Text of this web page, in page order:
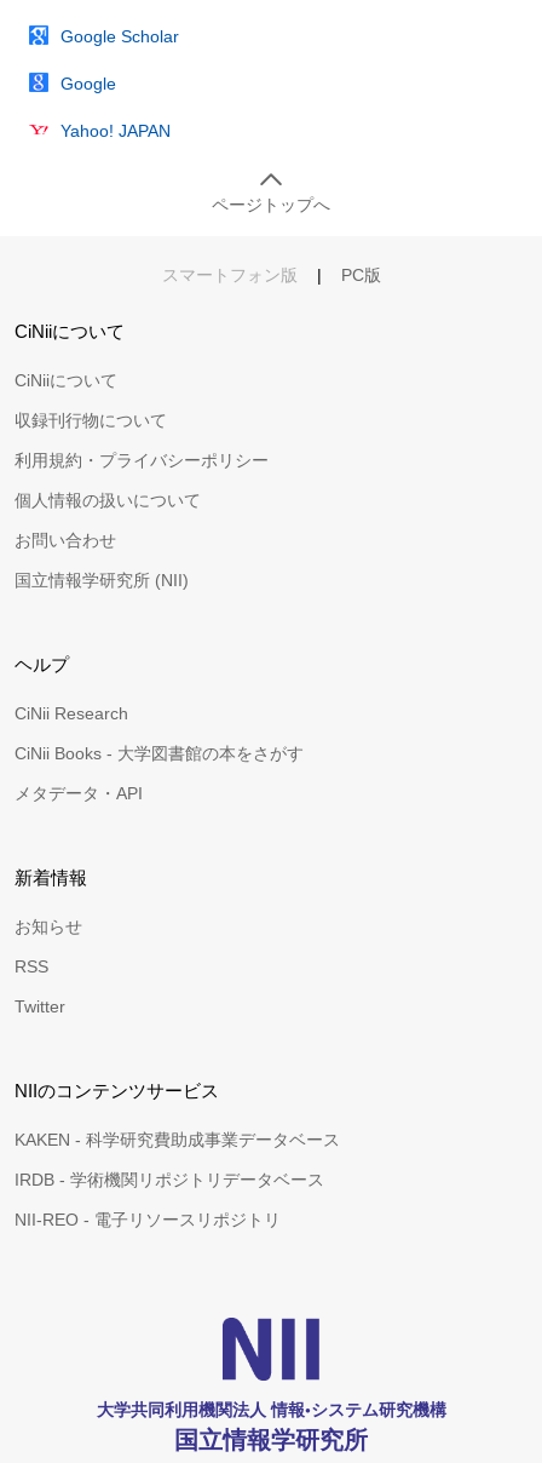
Google Scholar
Google
Yahoo! JAPAN
ページトップへ
スマートフォン版 | PC版
CiNiiについて
CiNiiについて
収録刊行物について
利用規約・プライバシーポリシー
個人情報の扱いについて
お問い合わせ
国立情報学研究所 (NII)
ヘルプ
CiNii Research
CiNii Books - 大学図書館の本をさがす
メタデータ・API
新着情報
お知らせ
RSS
Twitter
NIIのコンテンツサービス
KAKEN - 科学研究費助成事業データベース
IRDB - 学術機関リポジトリデータベース
NII-REO - 電子リソースリポジトリ
大学共同利用機関法人 情報•システム研究機構
国立情報学研究所